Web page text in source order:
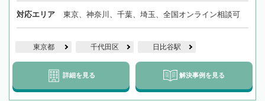
対応エリア 東京、神奈川、千葉、埼玉、全国オンライン相談可
東京都 千代田区 日比谷駅
詳細を見る 解決事例を見る